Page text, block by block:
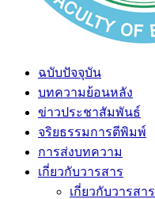
ฉบับปัจจุบัน
บทความย้อนหลัง
ข่าวประชาสัมพันธ์
จริยธรรมการตีพิมพ์
การส่งบทความ
เกี่ยวกับวารสาร
เกี่ยวกับวารสาร